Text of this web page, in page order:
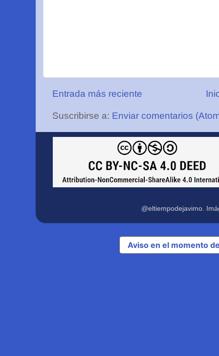
Entrada más reciente
Suscribirse a: Enviar comentarios
@eltiempodejavimo.
Aviso en el momento